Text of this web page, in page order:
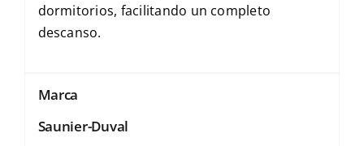
dormitorios, facilitando un completo
descanso.
Marca
Saunier-Duval